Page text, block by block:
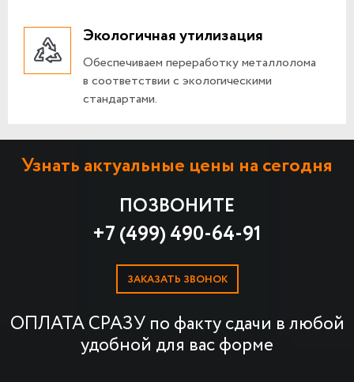
Экологичная утилизация
Обеспечиваем переработку металлолома
в соответствии с экологическими
стандартами.
Узнать актуальные цены на сегодня
ПОЗВОНИТЕ
+7 (499) 490-64-91
ЗАКАЗАТЬ ЗВОНОК
ОПЛАТА СРАЗУ по факту сдачи в любой
удобной для вас форме